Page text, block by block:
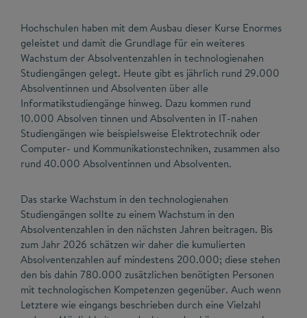
Hochschulen haben mit dem Ausbau dieser Kurse Enormes
geleistet und damit die Grundlage für ein weiteres
Wachstum der Absolventenzahlen in technologienahen
Studiengängen gelegt. Heute gibt es jährlich rund 29.000
Absolventinnen und Absolventen über alle
Informatikstudiengänge hinweg. Dazu kommen rund
10.000 Absolven tinnen und Absolventen in IT-nahen
Studiengängen wie beispielsweise Elektrotechnik oder
Computer- und Kommunikationstechniken, zusammen also
rund 40.000 Absolventinnen und Absolventen.
Das starke Wachstum in den technologienahen
Studiengängen sollte zu einem Wachstum in den
Absolventenzahlen in den nächsten Jahren beitragen. Bis
zum Jahr 2026 schätzen wir daher die kumulierten
Absolventenzahlen auf mindestens 200.000; diese stehen
den bis dahin 780.000 zusätzlichen benötigten Personen
mit technologischen Kompetenzen gegenüber. Auch wenn
Letztere wie eingangs beschrieben durch eine Vielzahl